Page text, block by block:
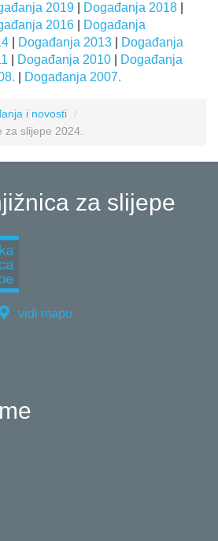
2019 Događanja 2018
2016
Događanja
Događanja 2013
Događanja
Događanja 2010
Događanja
Događanja 2007.
i novosti /
za slijepe 2024.
za slijepe
vidi mapu